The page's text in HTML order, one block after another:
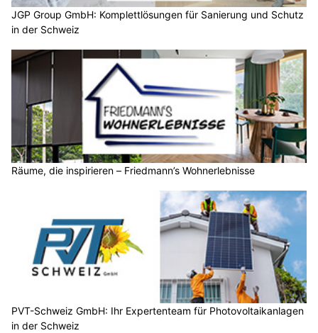
JGP Group GmbH: Komplettlösungen für Sanierung und Schutz
in der Schweiz
Räume, die inspirieren – Friedmann’s Wohnerlebnisse
PVT-Schweiz GmbH: Ihr Expertenteam für Photovoltaikanlagen
in der Schweiz